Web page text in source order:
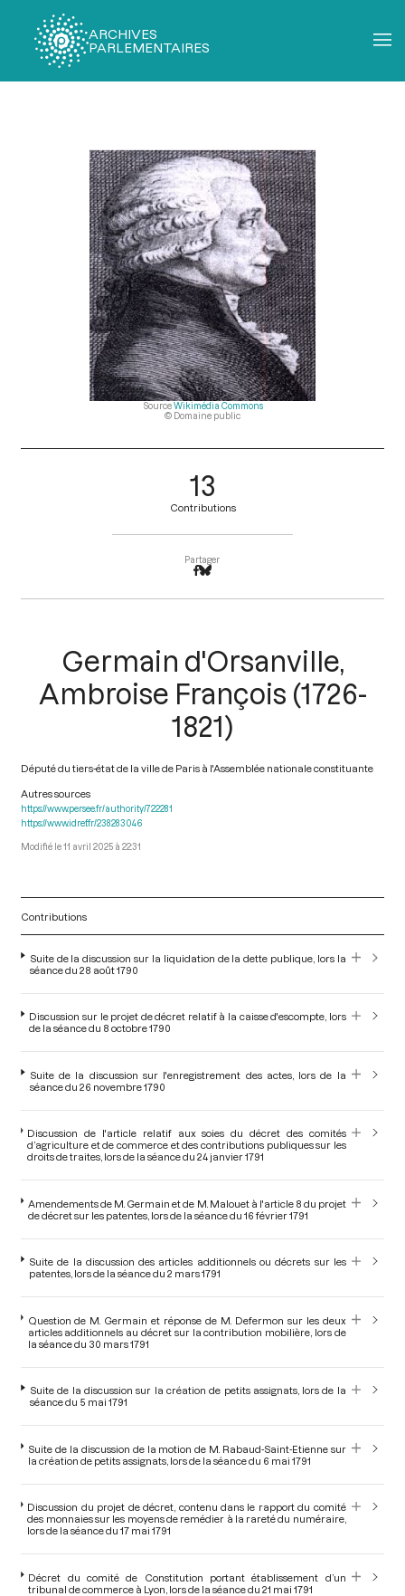
ARCHIVES
PARLEMENTAIRES
Source Wikimédia Commons
© Domaine public
13
Contributions
Partager
Germain d'Orsanville,
Ambroise François (1726-
1821)
Député du tiers-état de la ville de Paris à l'Assemblée nationale constituante
Autres sources
https://www.persee.fr/authority/722281
https://www.idref.fr/238283046
11 avril 2025 à 22:31
Contributions
Suite de la discussion sur la liquidation de la dette publique, lors la
séance du 28 août 1790
Discussion sur le projet de décret relatif à la caisse d'escompte, lors
de la séance du 8 octobre 1790
Suite de la discussion sur l'enregistrement des actes, lors de la
séance du 26 novembre 1790
Discussion de l'article relatif aux soies du décret des comités
d’agriculture et de commerce et des contributions publiques sur les
droits de traites, lors de la séance du 24 janvier 1791
Amendements de M. Germain et de M. Malouet à l'article 8 du projet
de décret sur les patentes, lors de la séance du 16 février 1791
Suite de la discussion des articles additionnels ou décrets sur les
patentes, lors de la séance du 2 mars 1791
Question de M. Germain et réponse de M. Defermon sur les deux
articles additionnels au décret sur la contribution mobilière, lors de
la séance du 30 mars 1791
Suite de la discussion sur la création de petits assignats, lors de la
séance du 5 mai 1791
Suite de la discussion de la motion de M. Rabaud-Saint-Etienne sur
la création de petits assignats, lors de la séance du 6 mai 1791
Discussion du projet de décret, contenu dans le rapport du comité
des monnaies sur les moyens de remédier à la rareté du numéraire,
lors de la séance du 17 mai 1791
Décret du comité de Constitution portant établissement d’un
tribunal de commerce à Lyon, lors de la séance du 21 mai 1791